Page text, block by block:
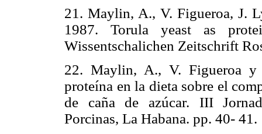
21. Maylin, A., V. Figueroa, J.
1987. Torula yeast as
Wissentschalichen Zeitschrift
22. Maylin, A., V. Figueroa
proteína en la dieta sobre el
de caña de azúcar. III
Porcinas, La Habana. pp. 40- 41.